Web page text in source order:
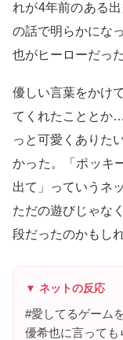
れが4年前のある
の話で明らかにな
也がヒーローだっ
優しい言葉をかけ
てくれたこととか
っと可愛くありた
かった。「ポッキ
出て」っていうネ
ただの遊びじゃな
段だったのかもし
▼ ネットの反応
#愛してるゲーム
優希也に言って